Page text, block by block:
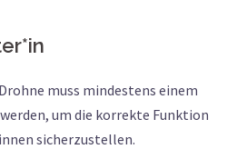
muss mindestens einem
um die korrekte Funktion
sicherzustellen.